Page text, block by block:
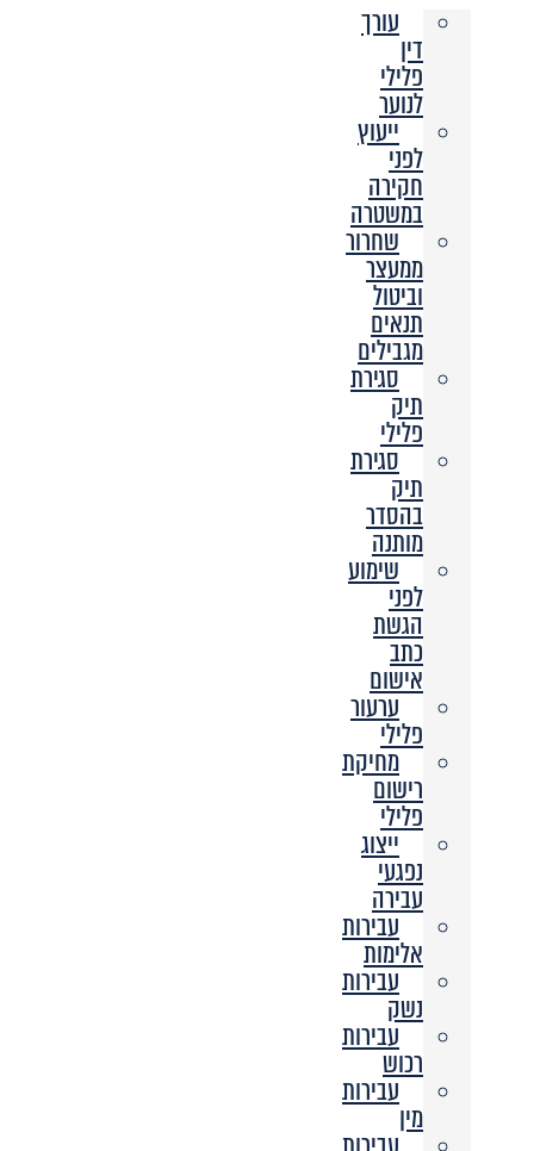
עורך
דין
פלילי
לנוער
ייעוץ
לפני
חקירה
במשטרה
שחרור
ממעצר
וביטול
תנאים
מגבילים
סגירת
תיק
פלילי
סגירת
תיק
בהסדר
מותנה
שימוע
לפני
הגשת
כתב
אישום
ערעור
פלילי
מחיקת
רישום
פלילי
ייצוג
נפגעי
עבירה
עבירות
אלימות
עבירות
נשק
עבירות
רכוש
עבירות
מין